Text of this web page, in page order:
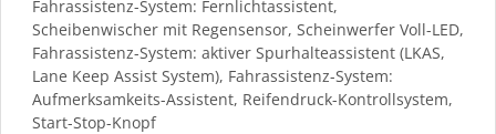
Fahrassistenz-System: Fernlichtassistent,
Scheibenwischer mit Regensensor, Scheinwerfer Voll-LED,
Fahrassistenz-System: aktiver Spurhalteassistent (LKAS,
Lane Keep Assist System), Fahrassistenz-System:
Aufmerksamkeits-Assistent, Reifendruck-Kontrollsystem,
Start-Stop-Knopf